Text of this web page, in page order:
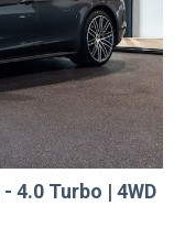
- 4.0 Turbo | 4WD